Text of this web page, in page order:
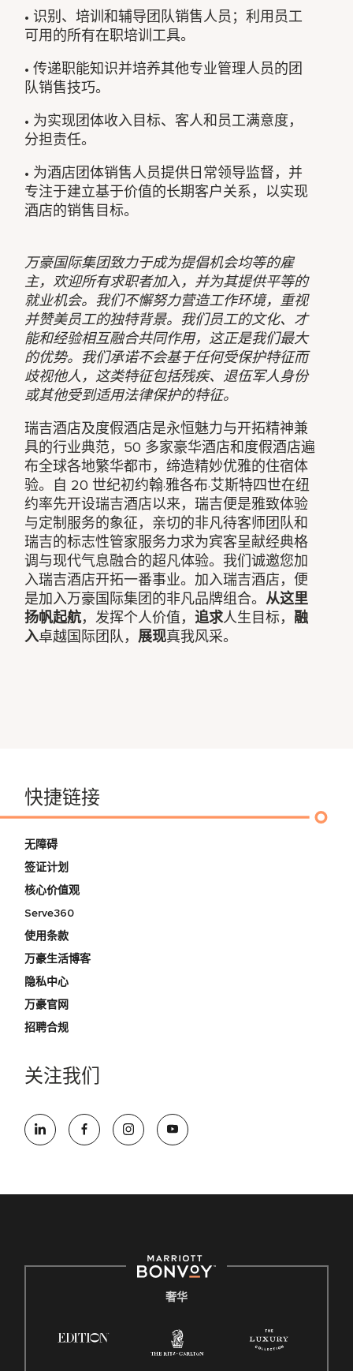
• 识别、培训和辅导团队销售人员；利用员工
可用的所有在职培训工具。
• 传递职能知识并培养其他专业管理人员的团
队销售技巧。
• 为实现团体收入目标、客人和员工满意度，
分担责任。
• 为酒店团体销售人员提供日常领导监督，并
专注于建立基于价值的长期客户关系，以实现
酒店的销售目标。
万豪国际集团致力于成为提倡机会均等的雇
主，欢迎所有求职者加入，并为其提供平等的
就业机会。我们不懈努力营造工作环境，重视
并赞美员工的独特背景。我们员工的文化、才
能和经验相互融合共同作用，这正是我们最大
的优势。我们承诺不会基于任何受保护特征而
歧视他人，这类特征包括残疾、退伍军人身份
或其他受到适用法律保护的特征。
瑞吉酒店及度假酒店是永恒魅力与开拓精神兼
具的行业典范，50 多家豪华酒店和度假酒店遍
布全球各地繁华都市，缔造精妙优雅的住宿体
验。自 20 世纪初约翰·雅各布·艾斯特四世在纽
约率先开设瑞吉酒店以来，瑞吉便是雅致体验
与定制服务的象征，亲切的非凡待客师团队和
瑞吉的标志性管家服务力求为宾客呈献经典格
调与现代气息融合的超凡体验。我们诚邀您加
入瑞吉酒店开拓一番事业。加入瑞吉酒店，便
是加入万豪国际集团的非凡品牌组合。从这里
扬帆起航，发挥个人价值，追求人生目标， 融
入卓越国际团队， 展现真我风采。
快捷链接
无障碍
签证计划
核心价值观
Serve360
使用条款
万豪生活博客
隐私中心
万豪官网
招聘合规
关注我们
奢华